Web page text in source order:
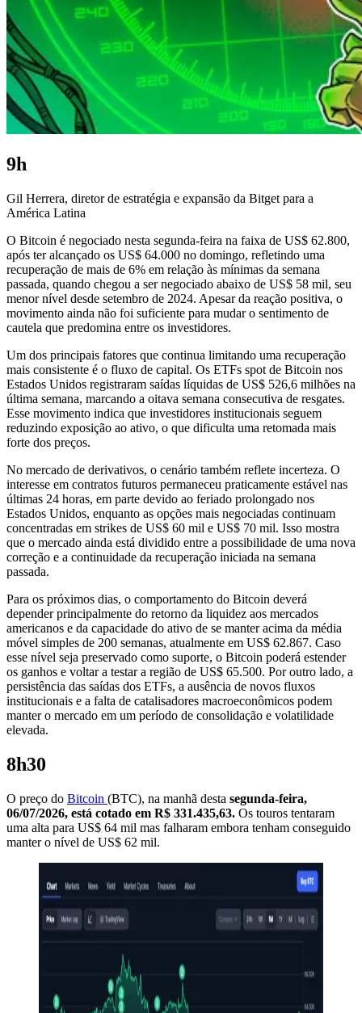
9h
Gil Herrera, diretor de estratégia e expansão da Bitget para a
América Latina
O Bitcoin é negociado nesta segunda-feira na faixa de US$ 62.800,
após ter alcançado os US$ 64.000 no domingo, refletindo uma
recuperação de mais de 6% em relação às mínimas da semana
passada, quando chegou a ser negociado abaixo de US$ 58 mil, seu
menor nível desde setembro de 2024. Apesar da reação positiva, o
movimento ainda não foi suficiente para mudar o sentimento de
cautela que predomina entre os investidores.
Um dos principais fatores que continua limitando uma recuperação
mais consistente é o fluxo de capital. Os ETFs spot de Bitcoin nos
Estados Unidos registraram saídas líquidas de US$ 526,6 milhões na
última semana, marcando a oitava semana consecutiva de resgates.
Esse movimento indica que investidores institucionais seguem
reduzindo exposição ao ativo, o que dificulta uma retomada mais
forte dos preços.
No mercado de derivativos, o cenário também reflete incerteza. O
interesse em contratos futuros permaneceu praticamente estável nas
últimas 24 horas, em parte devido ao feriado prolongado nos
Estados Unidos, enquanto as opções mais negociadas continuam
concentradas em strikes de US$ 60 mil e US$ 70 mil. Isso mostra
que o mercado ainda está dividido entre a possibilidade de uma nova
correção e a continuidade da recuperação iniciada na semana
passada.
Para os próximos dias, o comportamento do Bitcoin deverá
depender principalmente do retorno da liquidez aos mercados
americanos e da capacidade do ativo de se manter acima da média
móvel simples de 200 semanas, atualmente em US$ 62.867. Caso
esse nível seja preservado como suporte, o Bitcoin poderá estender
os ganhos e voltar a testar a região de US$ 65.500. Por outro lado, a
persistência das saídas dos ETFs, a ausência de novos fluxos
institucionais e a falta de catalisadores macroeconômicos podem
manter o mercado em um período de consolidação e volatilidade
elevada.
8h30
O preço do Bitcoin (BTC), na manhã desta segunda-feira,
06/07/2026, está cotado em R$ 331.435,63. Os touros tentaram
uma alta para US$ 64 mil mas falharam embora tenham conseguido
manter o nível de US$ 62 mil.